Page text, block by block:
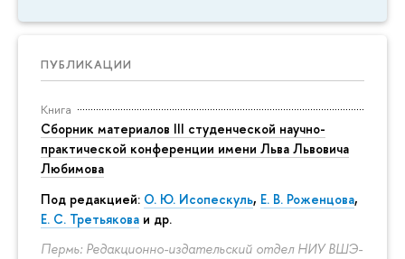
ПУБЛИКАЦИИ
Книга
Сборник материалов III студенческой научно-
практической конференции имени Льва Львовича
Любимова
Под редакцией: О. Ю. Исопескуль, Е. В. Роженцова,
Е. С. Третьякова и др.
Пермь: Редакционно-издательский отдел НИУ ВШЭ-